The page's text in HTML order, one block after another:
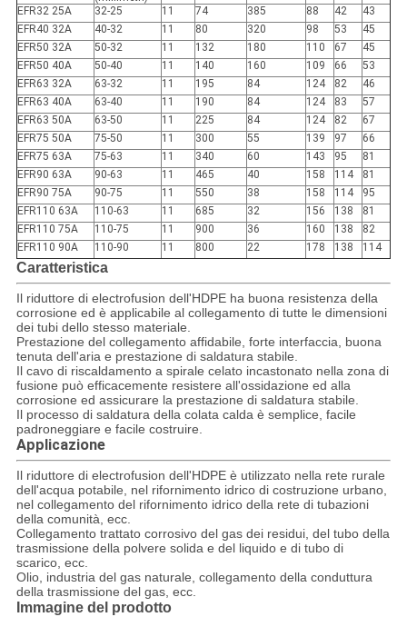
EFR32 25A
32-25 11 74 385 88 42
43
EFR40 32A
40-32 11 80 320 98 53
45
EFR50 32A
50-32 11 132 180 110 67
45
EFR50 40A
50-40 11 140 160 109 66
53
EFR63 32A
63-32 11 195 84 124 82
46
EFR63 40A
63-40 11 190 84 124 83
57
EFR63 50A
63-50 11 225 84 124 82
67
EFR75 50A
75-50 11 300 55 139 97
66
EFR75 63A
75-63 11 340 60 143 95
81
EFR90 63A
90-63 11 465 40 158 114
81
EFR90 75A
90-75 11 550 38 158 114
95
EFR110 63A
110-63 11 685 32 156 138
81
EFR110 75A
110-75 11 900 36 160 138
82
EFR110 90A
110-90 11 800 22 178 138 114
Caratteristica
Il riduttore di electrofusion dell'HDPE ha buona resistenza della
corrosione ed è applicabile al collegamento di tutte le dimensioni
dei tubi dello stesso materiale.
Prestazione del collegamento affidabile, forte interfaccia, buona
tenuta dell'aria e prestazione di saldatura stabile.
Il cavo di riscaldamento a spirale celato incastonato nella zona di
fusione può efficacemente resistere all'ossidazione ed alla
corrosione ed assicurare la prestazione di saldatura stabile.
Il processo di saldatura della colata calda è semplice, facile
padroneggiare e facile costruire.
Applicazione
Il riduttore di electrofusion dell'HDPE è utilizzato nella rete rurale
dell'acqua potabile, nel rifornimento idrico di costruzione urbano,
nel collegamento del rifornimento idrico della rete di tubazioni
della comunità, ecc.
Collegamento trattato corrosivo del gas dei residui, del tubo della
trasmissione della polvere solida e del liquido e di tubo di
scarico, ecc.
Olio, industria del gas naturale, collegamento della conduttura
della trasmissione del gas, ecc.
Immagine del prodotto